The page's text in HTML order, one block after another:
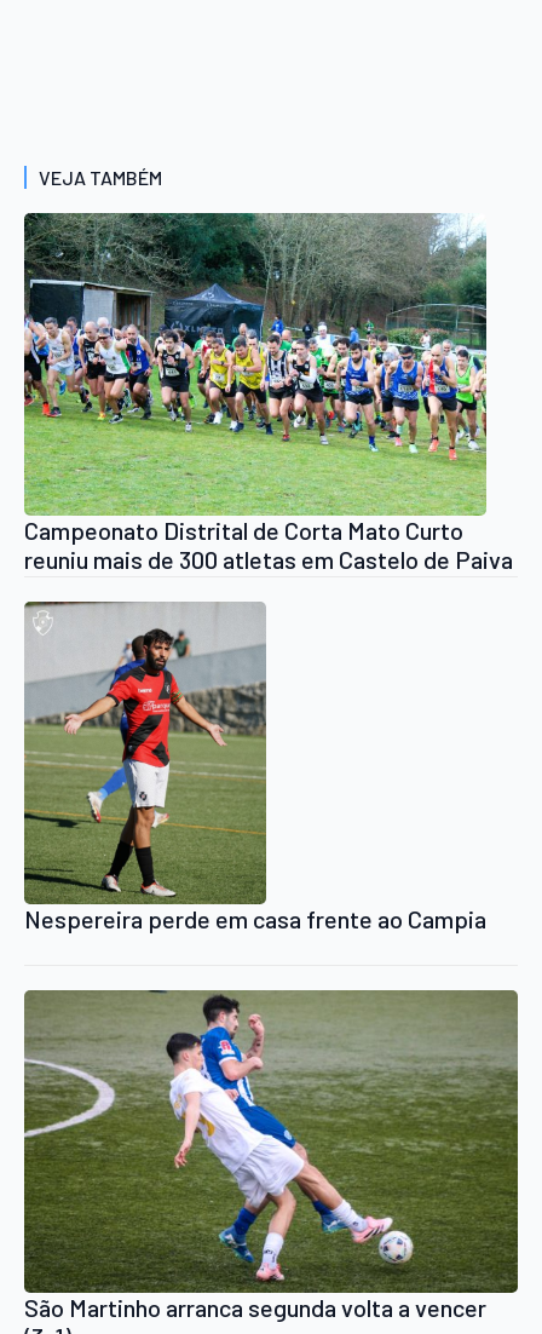
VEJA TAMBÉM
Campeonato Distrital de Corta Mato Curto
reuniu mais de 300 atletas em Castelo de Paiva
Nespereira perde em casa frente ao Campia
São Martinho arranca segunda volta a vencer